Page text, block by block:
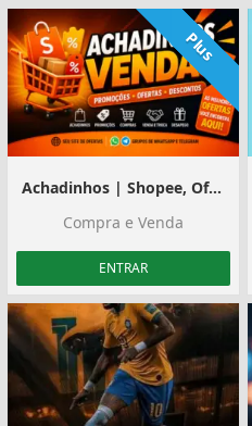
Plus
Achadinhos | Shopee, Ofertas e Divulgação
Compra e Venda
ENTRAR